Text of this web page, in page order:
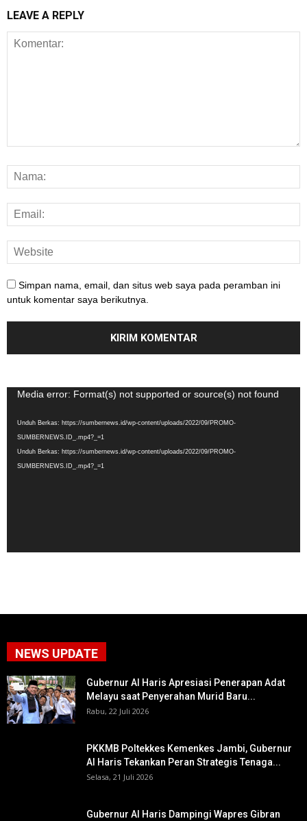
LEAVE A REPLY
Simpan nama, email, dan situs web saya pada peramban ini
untuk komentar saya berikutnya.
Pemutar
Media error: Format(s) not supported or source(s) not found
Unduh Berkas: https://sumbernews.id/wp-content/uploads/2022/09/PROMO-
SUMBERNEWS.ID_.mp4?_=1
Unduh Berkas: https://sumbernews.id/wp-content/uploads/2022/09/PROMO-
SUMBERNEWS.ID_.mp4?_=1
NEWS UPDATE
Gubernur Al Haris Apresiasi Penerapan Adat
Melayu saat Penyerahan Murid Baru...
Rabu, 22 Juli 2026
PKKMB Poltekkes Kemenkes Jambi, Gubernur
Al Haris Tekankan Peran Strategis Tenaga...
Selasa, 21 Juli 2026
Gubernur Al Haris Dampingi Wapres Gibran